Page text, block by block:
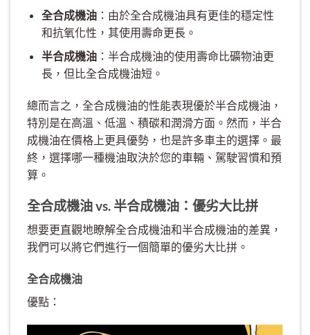
全合成機油：由於全合成機油具有更佳的穩定性
和抗氧化性，其使用壽命更長。
半合成機油：半合成機油的使用壽命比礦物油更
長，但比全合成機油短。
總而言之，全合成機油的性能表現優於半合成機油，
特別是在高溫、低溫、積碳和潤滑方面。然而，半合
成機油在價格上更具優勢，也是許多車主的選擇。最
終，選擇哪一種機油取決於您的車輛、駕駛習慣和預
算。
全合成機油 vs. 半合成機油：優劣大比拼
想要更直觀地瞭解全合成機油和半合成機油的差異，
我們可以將它們進行一個簡單的優劣大比拼。
全合成機油
優點：